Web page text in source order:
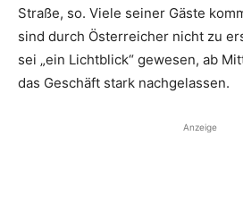
Straße, so. Viele seiner Gäste
sind durch Österreicher nicht zu
sei „ein Lichtblick“ gewesen, ab
das Geschäft stark nachgelassen.
Anzeige